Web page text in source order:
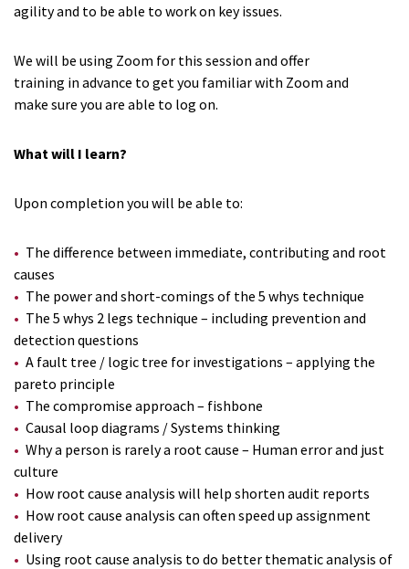
agility and to be able to work on key issues.
We will be using Zoom for this session and offer
training in advance to get you familiar with Zoom and
make sure you are able to log on.
What will I learn?
Upon completion you will be able to:
The difference between immediate, contributing and root
causes
The power and short-comings of the 5 whys technique
The 5 whys 2 legs technique – including prevention and
detection questions
A fault tree / logic tree for investigations – applying the
pareto principle
The compromise approach – fishbone
Causal loop diagrams / Systems thinking
Why a person is rarely a root cause – Human error and just
culture
How root cause analysis will help shorten audit reports
How root cause analysis can often speed up assignment
delivery
Using root cause analysis to do better thematic analysis of